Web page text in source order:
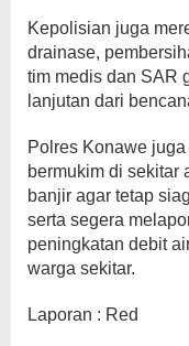
Kepolisian juga
drainase,
tim medis dan SAR
lanjutan dari
Polres Konawe
bermukim di sekitar
banjir agar tetap
serta segera
peningkatan debit
warga sekitar.
Laporan : Red